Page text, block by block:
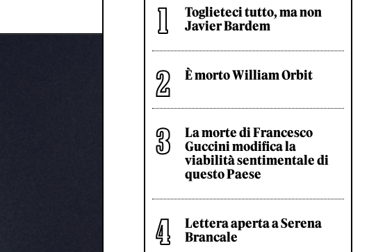
Toglieteci tutto, ma non
Javier Bardem
È morto William Orbit
La morte di Francesco
Guccini modifica la
viabilità sentimentale di
questo Paese
Lettera aperta a Serena
Brancale